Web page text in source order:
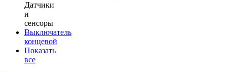
Датчики
и
сенсоры
Выключатель
концевой
Показать
все